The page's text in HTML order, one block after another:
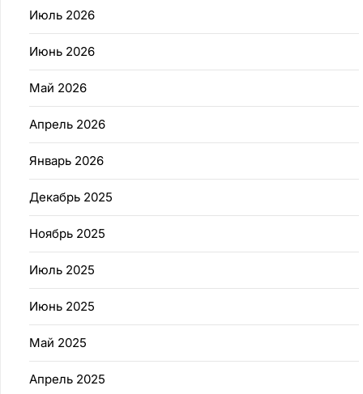
Июль 2026
Июнь 2026
Май 2026
Апрель 2026
Январь 2026
Декабрь 2025
Ноябрь 2025
Июль 2025
Июнь 2025
Май 2025
Апрель 2025